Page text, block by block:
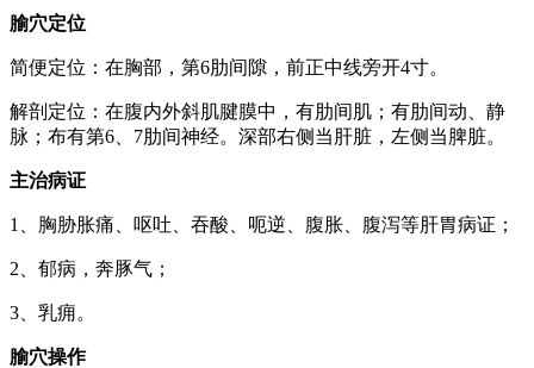
腧穴定位
简便定位：在胸部，第6肋间隙，前正中线旁开4寸。
解剖定位：在腹内外斜肌腱膜中，有肋间肌；有肋间动、静
脉；布有第6、7肋间神经。深部右侧当肝脏，左侧当脾脏。
主治病证
1、胸胁胀痛、呕吐、吞酸、呃逆、腹胀、腹泻等肝胃病证；
2、郁病，奔豚气；
3、乳痈。
腧穴操作